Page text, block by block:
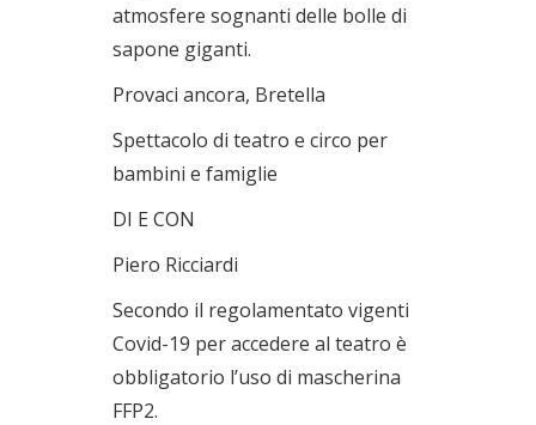
atmosfere sognanti delle bolle di
sapone giganti.
Provaci ancora, Bretella
Spettacolo di teatro e circo per
bambini e famiglie
DI E CON
Piero Ricciardi
Secondo il regolamentato vigenti
Covid-19 per accedere al teatro è
obbligatorio l’uso di mascherina
FFP2.